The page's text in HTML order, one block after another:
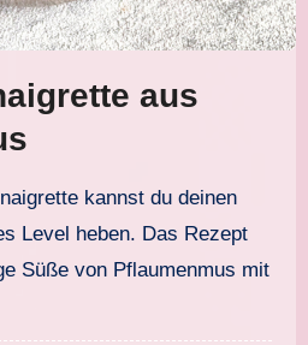
aus
Level heben. Das Rezept
Süße von Pflaumenmus mit